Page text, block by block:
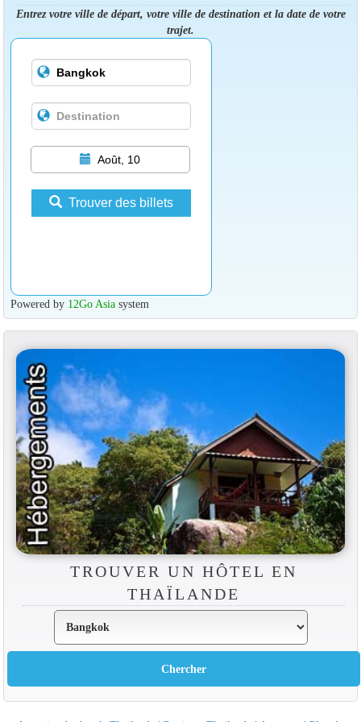
Entrez votre ville de départ, votre ville de destination et la date de votre
trajet.
Août, 10
Trouver des billets
Powered by 12Go Asiasystem
TROUVER UN HÔTEL EN
THAÏLANDE